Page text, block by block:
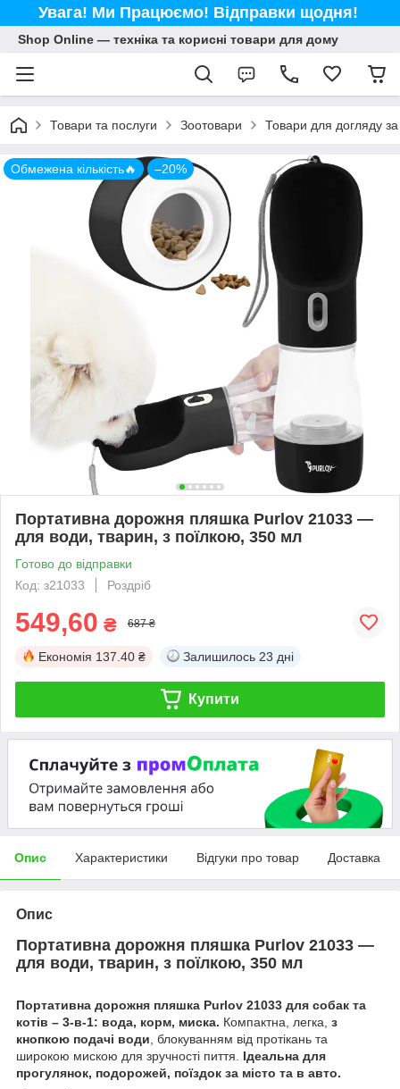
Увага! Ми Працюємо! Відправки щодня!
Shop Online — техніка та корисні товари для дому
Товари та послуги Зоотовари Товари для догляду
Обмежена кількість🔥 –20%
Портативна дорожня пляшка Purlov 21033 —
для води, тварин, з поїлкою, 350 мл
Готово до відправки
Код: з21033
Роздріб
549,60 ₴ 687 ₴
Економія 137.40 ₴ Залишилось 23 дні
Купити
Опис Характеристики Відгуки про товар Доставка
Опис
Портативна дорожня пляшка Purlov 21033 —
для води, тварин, з поїлкою, 350 мл
Портативна дорожня пляшка Purlov 21033 для собак та
котів – 3-в-1: вода, корм, миска. Компактна, легка, з
кнопкою подачі води, блокуванням від протікань та
широкою мискою для зручності пиття. Ідеальна для
прогулянок, подорожей, поїздок за місто та в авто.